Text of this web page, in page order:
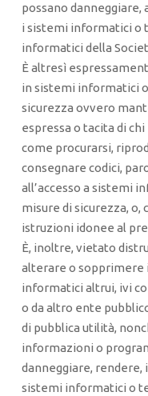
possano
i sistemi informatici o
informatici della
È altresì
in sistemi informatici
sicurezza ovvero
espressa o tacita di
come procurarsi,
consegnare codici,
all’accesso a sistemi
misure di sicurezza,
istruzioni idonee al
È, inoltre, vietato
alterare o sopprimere
informatici altrui, ivi
o da altro ente
di pubblica utilità,
informazioni o
danneggiare,
sistemi informatici o